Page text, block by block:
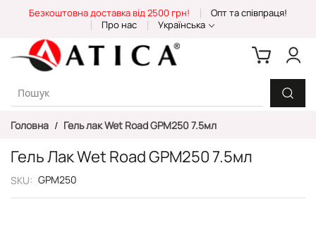
Content
Безкоштовна доставка від 2500 грн!
Опт та співпраця!
Про нас
Українська
Головна Гель лак Wet Road GPM250 7.5мл
Гель Лак Wet Road GPM250 7.5мл
SKU GPM250